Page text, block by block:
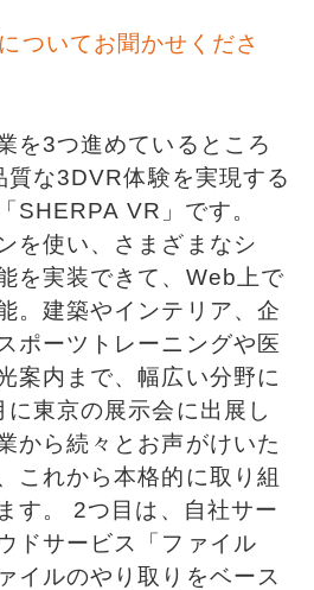
ついてお聞かせくださ
を3つ進めているところ
質な3DVR体験を実現する
SHERPA VR」です。
を使い、さまざまなシ
を実装できて、Web上で
。建築やインテリア、企
ポーツトレーニングや医
案内まで、幅広い分野に
東京の展示会に出展し
から続々とお声がけいた
これから本格的に取り組
す。 2つ目は、自社サー
ドサービス「ファイル
イルのやり取りをベース